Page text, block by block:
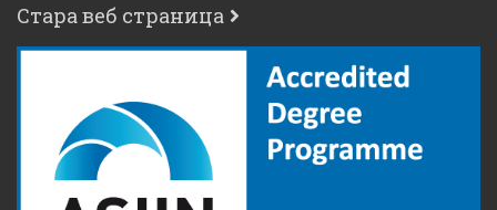
Стара веб страница